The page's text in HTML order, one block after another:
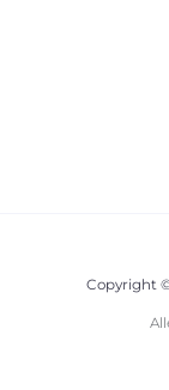
Copyright